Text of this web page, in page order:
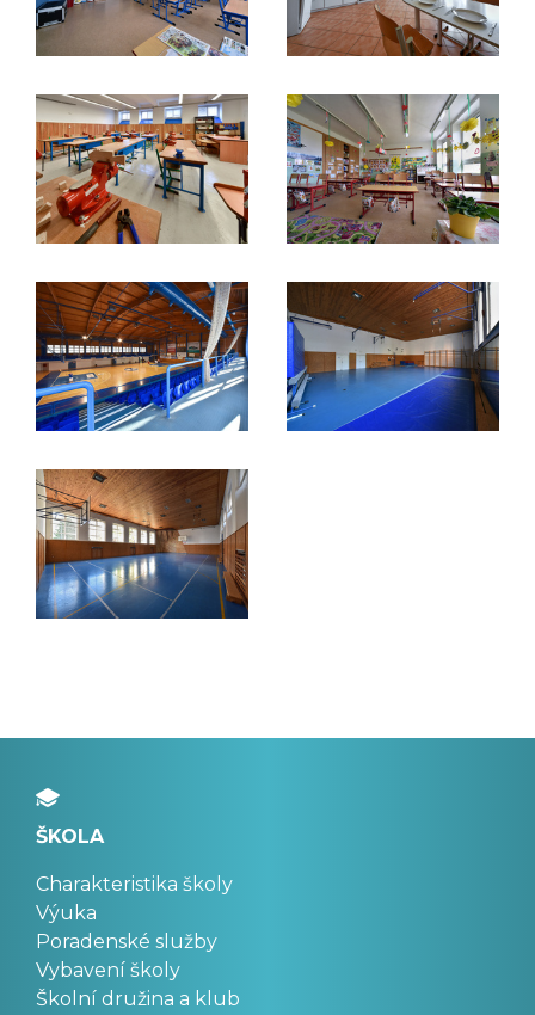
ŠKOLA
Charakteristika školy
Výuka
Poradenské služby
Vybavení školy
Školní družina a klub